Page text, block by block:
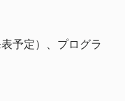
予定）、プログラ